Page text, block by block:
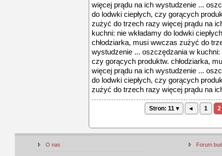
więcej prądu na ich wystudzenie ...
do lodwki ciepłych, czy gorących
zużyć do trzech razy więcej prądu na
kuchni: nie wkładamy do lodwki
chłodziarka, musi wwczas zużyć do
wystudzenie ... oszczędzania w kuchni:
czy gorących produktw. chłodziarka,
więcej prądu na ich wystudzenie ...
do lodwki ciepłych, czy gorących
zużyć do trzech razy więcej prądu na
Stron: 11 ▾ ◂ 1 2
O nas Forum